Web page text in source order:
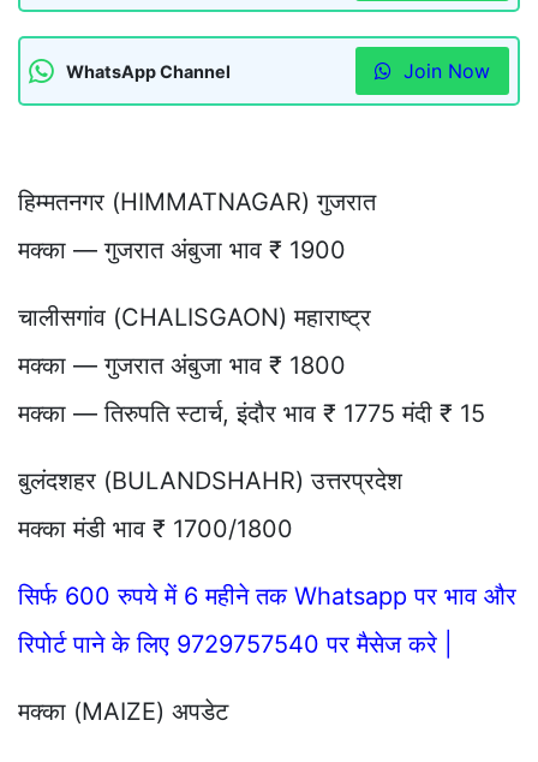
WhatsApp Channel Join Now
हिम्मतनगर (HIMMATNAGAR) गुजरात
मक्का — गुजरात अंबुजा भाव ₹ 1900
चालीसगांव (CHALISGAON) महाराष्ट्र
मक्का — गुजरात अंबुजा भाव ₹ 1800
मक्का — तिरुपति स्टार्च, इंदौर भाव ₹ 1775 मंदी ₹ 15
बुलंदशहर (BULANDSHAHR) उत्तरप्रदेश
मक्का मंडी भाव ₹ 1700/1800
सिर्फ 600 रुपये में 6 महीने तक Whatsapp पर भाव और
रिपोर्ट पाने के लिए 9729757540 पर मैसेज करे |
मक्का (MAIZE) अपडेट